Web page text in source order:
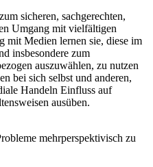
sicheren, sachgerechten,
Umgang mit vielfältigen
mit Medien lernen sie, diese im
insbesondere zum
auszuwählen, zu nutzen
bei sich selbst und anderen,
Handeln Einfluss auf
ausüben.
mehrperspektivisch zu